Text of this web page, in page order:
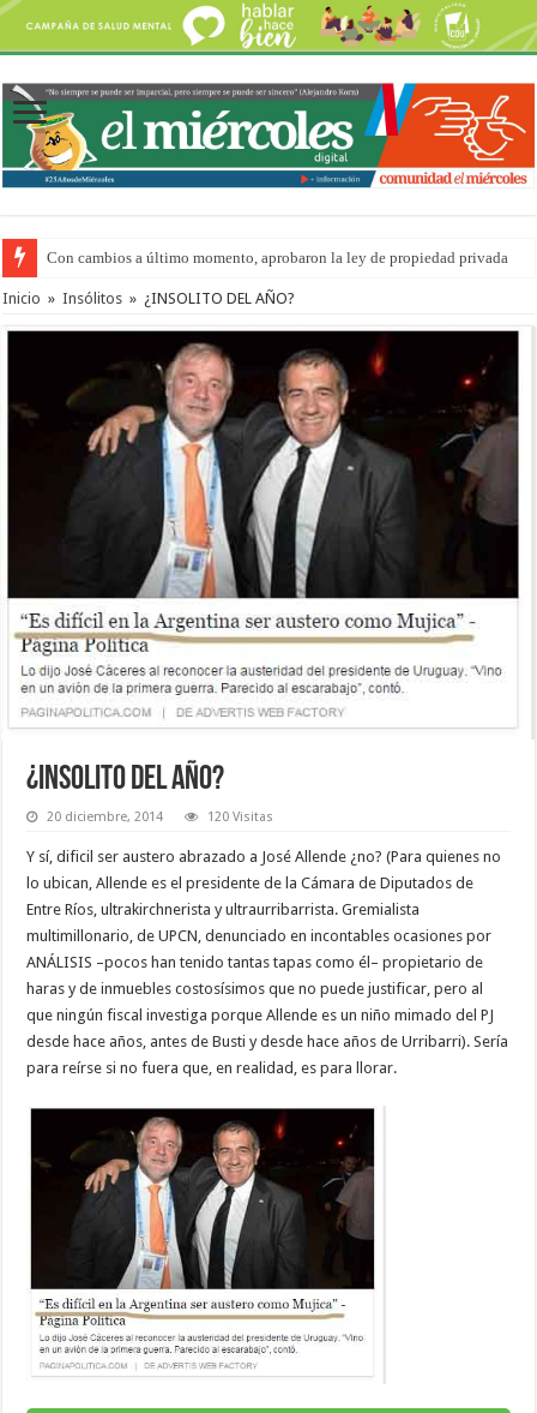
Con cambios a último momento, aprobaron la ley de propiedad privada
Inicio » Insólitos » ¿INSOLITO DEL AÑO?
¿INSOLITO DEL AÑO?
20 diciembre, 2014 120 Visitas
Y sí, dificil ser austero abrazado a José Allende ¿no? (Para quienes no
lo ubican, Allende es el presidente de la Cámara de Diputados de
Entre Ríos, ultrakirchnerista y ultraurribarrista. Gremialista
multimillonario, de UPCN, denunciado en incontables ocasiones por
ANÁLISIS –pocos han tenido tantas tapas como él– propietario de
haras y de inmuebles costosísimos que no puede justificar, pero al
que ningún fiscal investiga porque Allende es un niño mimado del PJ
desde hace años, antes de Busti y desde hace años de Urribarri). Sería
para reírse si no fuera que, en realidad, es para llorar.